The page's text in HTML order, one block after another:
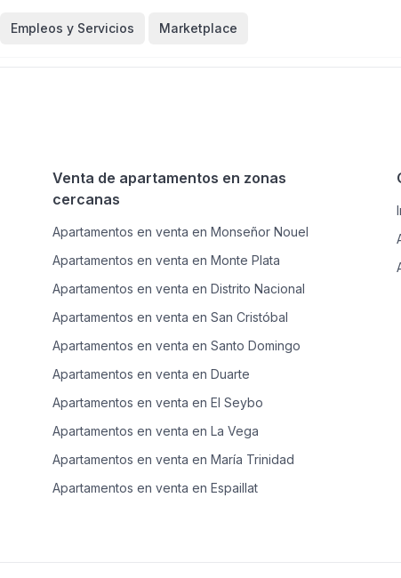
Empleos y Servicios Marketplace
Venta de apartamentos en zonas
cercanas
Apartamentos en venta en Monseñor Nouel
Apartamentos en venta en Monte Plata
Apartamentos en venta en Distrito Nacional
Apartamentos en venta en San Cristóbal
Apartamentos en venta en Santo Domingo
Apartamentos en venta en Duarte
Apartamentos en venta en El Seybo
Apartamentos en venta en La Vega
Apartamentos en venta en María Trinidad
Apartamentos en venta en Espaillat